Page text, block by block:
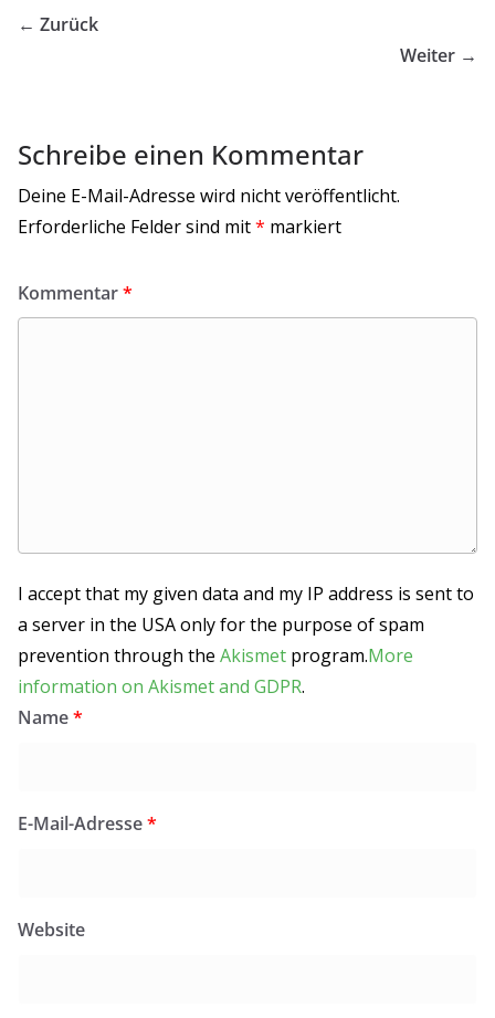
← Zurück
Weiter →
Schreibe einen Kommentar
Deine E-Mail-Adresse wird nicht veröffentlicht.
Erforderliche Felder sind mit* markiert
Kommentar*
I accept that my given data and my IP address is sent to
a server in the USA only for the purpose of spam
prevention through the Akismet program.More
information on Akismet and GDPR.
Name*
E-Mail-Adresse*
Website